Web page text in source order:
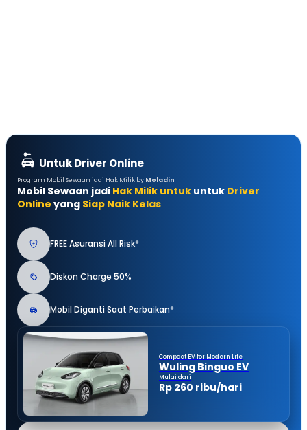
Untuk Driver Online
Program Mobil Sewaan jadi Hak Milik by Moladin
Mobil Sewaan jadi Hak Milik untuk untuk Driver
Online yang Siap Naik Kelas
FREE Asuransi All Risk*
Diskon Charge 50%
Mobil Diganti Saat Perbaikan*
Compact EV for Modern Life
Wuling Binguo EV
Mulai dari
Rp 260 ribu/hari